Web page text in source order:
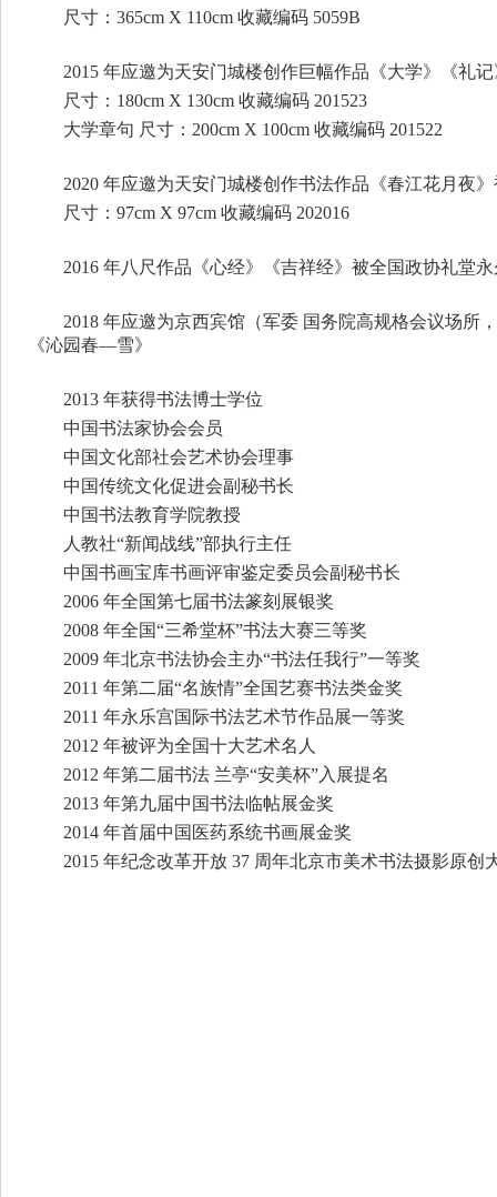
尺寸： 365cm X 110cm 收藏编码 5059B
2015 年应邀为天安门城楼创作巨幅作品《大学》《礼
尺寸： 180cm X 130cm 收藏编码 201523
大学章句 尺寸： 200cm X 100cm 收藏编码 201522
2020 年应邀为天安门城楼创作书法作品《春江花月夜
尺寸： 97cm X 97cm 收藏编码 202016
2016 年八尺作品《心经》《吉祥经》被全国政协礼堂
2018 年应邀为京西宾馆（军委 国务院高规格会议场所
《沁园春—雪》
2013 年获得书法博士学位
中国书法家协会会员
中国文化部社会艺术协会理事
中国传统文化促进会副秘书长
中国书法教育学院教授
人教社“新闻战线”部执行主任
中国书画宝库书画评审鉴定委员会副秘书长
2006 年全国第七届书法篆刻展银奖
2008 年全国“三希堂杯”书法大赛三等奖
2009 年北京书法协会主办“书法任我行”一等奖
2011 年第二届“名族情”全国艺赛书法类金奖
2011 年永乐宫国际书法艺术节作品展一等奖
2012 年被评为全国十大艺术名人
2012 年第二届书法 兰亭“安美杯”入展提名
2013 年第九届中国书法临帖展金奖
2014 年首届中国医药系统书画展金奖
2015 年纪念改革开放 37 周年北京市美术书法摄影原创